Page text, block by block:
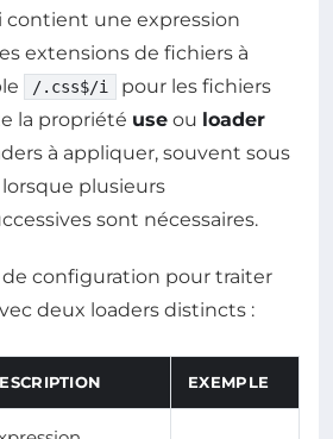
contient une expression
extensions de fichiers à
/.css$/i
pour les fichiers
la propriété use ou loader
à appliquer, souvent sous
plusieurs
sont nécessaires.
configuration pour traiter
deux loaders distincts :
EXEMPLE